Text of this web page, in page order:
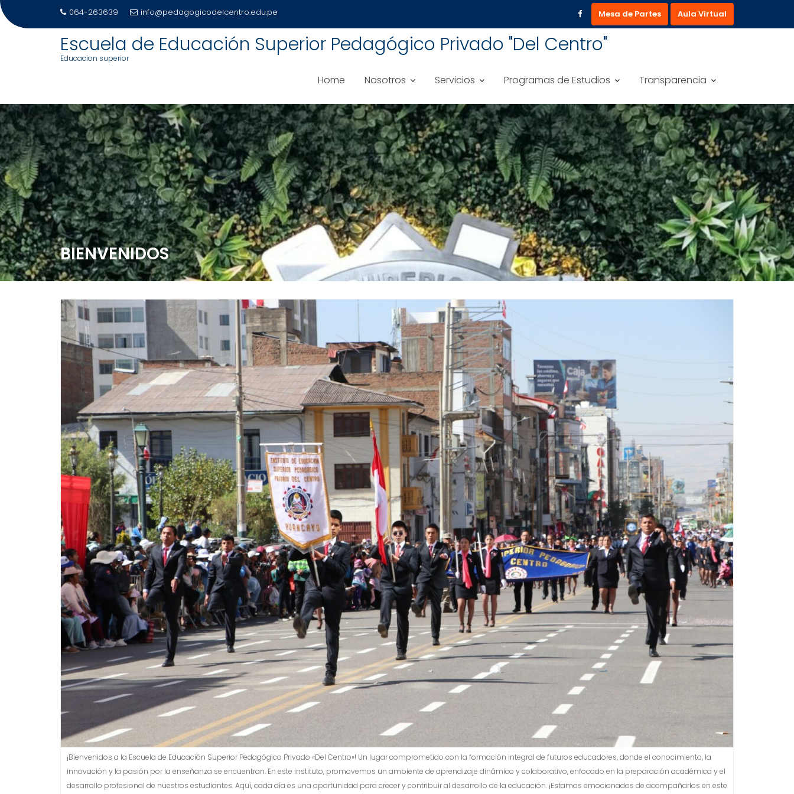
Saltar
al
064-263639 info@pedagogicodelcentro.edu.pe Mesa de Partes Aula Virtual
Escuela de Educación Superior Pedagógico Privado "Del Centro"
Educacion superior
Home Nosotros Servicios Programas de Estudios Transparencia
BIENVENIDOS
¡Bienvenidos a la Escuela de Educación Superior Pedagógico Privado «Del Centro»! Un lugar comprometido con la formación integral de futuros educadores, donde el conocimiento, la
innovación y la pasión por la enseñanza se encuentran. En este instituto, promovemos un ambiente de aprendizaje dinámico y colaborativo, enfocado en la preparación académica y el
desarrollo profesional de nuestros estudiantes. Aquí, cada día es una oportunidad para crecer y contribuir al desarrollo de la educación. ¡Estamos emocionados de acompañarlos en este